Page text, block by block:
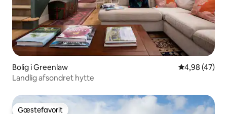
Bolig i Greenlaw 4,98 ud af 5 i
4,98 (47)
Landlig afsondret hytte
Gæstefavorit